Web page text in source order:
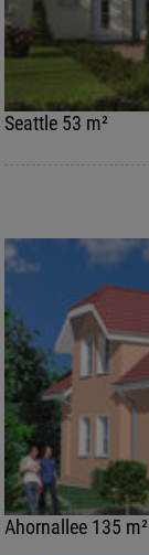
Seattle 53 m²
Ahornallee 135 m²